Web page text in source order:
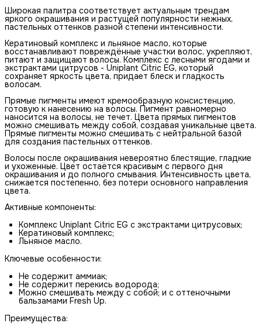
Широкая палитра соответствует актуальным трендам
яркого окрашивания и растущей популярности нежных,
пастельных оттенков разной степени интенсивности.
Кератиновый комплекс и льняное масло, которые
восстанавливают повреждённые участки волос, укрепляют,
питают и защищают волосы. Комплекс с лесными ягодами и
экстрактами цитрусов - Uniplant Citric EG, который
сохраняет яркость цвета, придает блеск и гладкость
волосам.
Прямые пигменты имеют кремообразную консистенцию,
готовую к нанесению на волосы. Пигмент равномерно
наносится на волосы, не течет. Цвета прямых пигментов
можно смешивать между собой, создавая уникальные цвета.
Прямые пигменты можно смешивать с нейтральной базой
для создания пастельных оттенков.
Волосы после окрашивания невероятно блестящие, гладкие
и ухоженные. Цвет остаётся красивым с первого дня
окрашивания и до полного смывания. Интенсивность цвета,
снижается постепенно, без потери основного направления
цвета.
Активные компоненты:
Комплекс Uniplant Citric EG с экстрактами цитрусовых;
Кератиновый комплекс;
Льняное масло.
Ключевые особенности:
Не содержит аммиак;
Не содержит перекись водорода;
Можно смешивать между с собой; и с оттеночными
бальзамами Fresh Up.
Преимущества: